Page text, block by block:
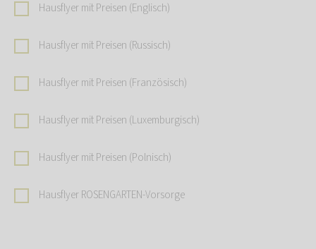
Hausflyer mit Preisen (Englisch)
Hausflyer mit Preisen (Russisch)
Hausflyer mit Preisen (Französisch)
Hausflyer mit Preisen (Luxemburgisch)
Hausflyer mit Preisen (Polnisch)
Hausflyer ROSENGARTEN-Vorsorge